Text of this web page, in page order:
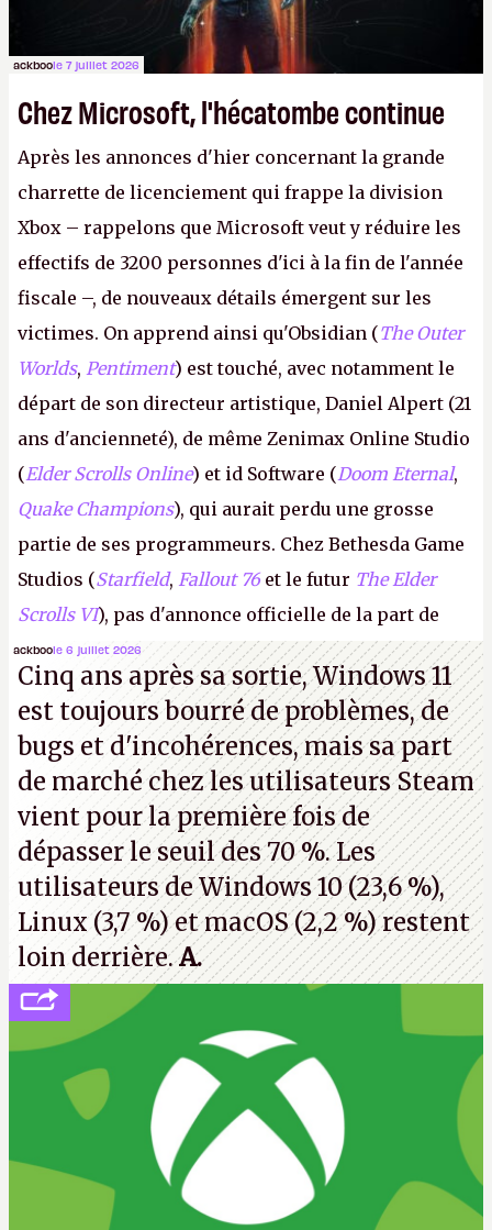
ackboole 7 juillet 2026
Chez Microsoft, l'hécatombe continue
Après les annonces d'hier concernant la grande
charrette de licenciement qui frappe la division
Xbox – rappelons que Microsoft veut y réduire les
effectifs de 3200 personnes d'ici à la fin de l'année
fiscale –, de nouveaux détails émergent sur les
victimes. On apprend ainsi qu'Obsidian (The Outer
Worlds, Pentiment) est touché, avec notamment le
départ de son directeur artistique, Daniel Alpert (21
ans d'ancienneté), de même Zenimax Online Studio
(Elder Scrolls Online) et id Software (Doom Eternal,
Quake Champions), qui aurait perdu une grosse
partie de ses programmeurs. Chez Bethesda Game
Studios (Starfield, Fallout 76 et le futur The Elder
Scrolls VI), pas d'annonce officielle de la part de
Microsoft, mais le syndicat des employés confirme
de nombreux licenciements.A.
ackboole 6 juillet 2026
Cinq ans après sa sortie, Windows 11
est toujours bourré de problèmes, de
bugs et d'incohérences, mais sa part
de marché chez les utilisateurs Steam
vient pour la première fois de
dépasser le seuil des 70 %. Les
utilisateurs de Windows 10 (23,6 %),
Linux (3,7 %) et macOS (2,2 %) restent
loin derrière.A.